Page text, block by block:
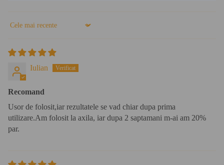
Sort by
Iulian
Recomand
Usor de folosit,iar rezultatele se vad chiar dupa prima
utilizare.Am folosit la axila, iar dupa 2 saptamani m-ai am 20%
par.